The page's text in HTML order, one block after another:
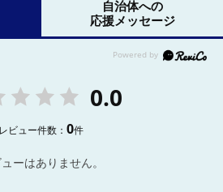
自治体への
応援メッセージ
0.0
レビュー件数：0件
ーはありません。